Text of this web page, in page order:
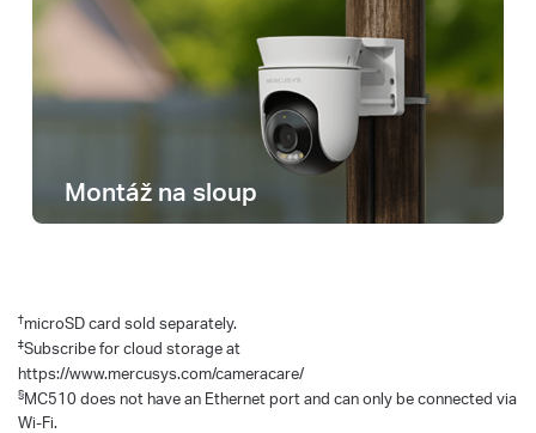
Montáž na sloup
†microSD card sold separately.
‡Subscribe for cloud storage at
https://www.mercusys.com/cameracare/
§MC510 does not have an Ethernet port and can only be connected via
Wi-Fi.